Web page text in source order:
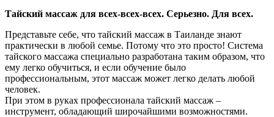
Тайский массаж для всех-всех-всех. Серьезно. Для всех.
Представьте себе, что тайский массаж в Таиланде знают
практически в любой семье. Потому что это просто! Система
тайского массажа специально разработана таким образом, что
ему легко обучиться, и если обучение было
профессиональным, этот массаж может легко делать любой
человек.
При этом в руках профессионала тайский массаж –
инструмент, обладающий широчайшими возможностями.